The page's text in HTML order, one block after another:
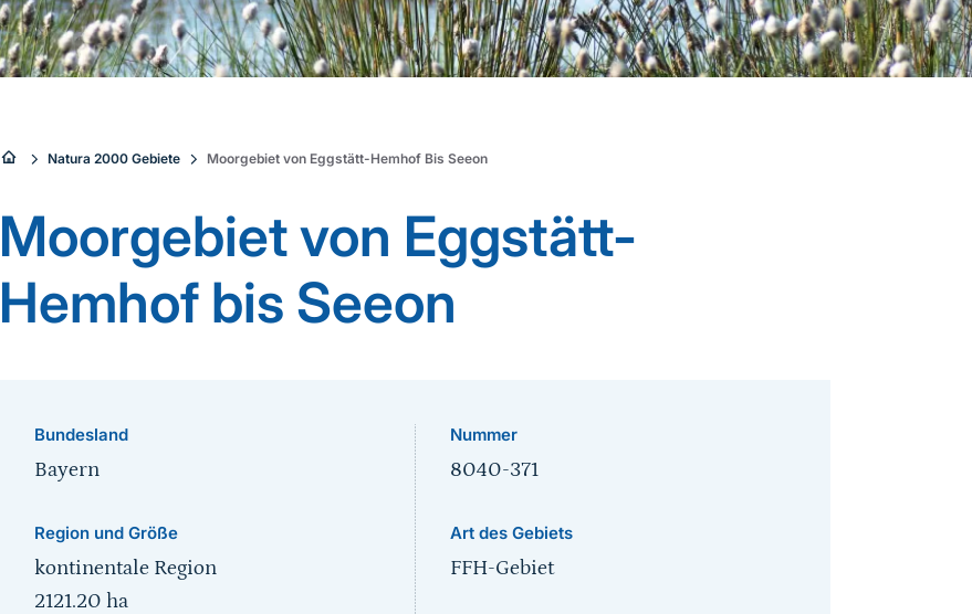
Sie
sind
hier:
Natura 2000 Gebiete Moorgebiet von Eggstätt-Hemhof Bis Seeon
Moorgebiet von Eggstätt-
Hemhof bis Seeon
Bundesland
Bayern
Region und Größe
kontinentale Region
2121.20 ha
Nummer
8040-371
Art des Gebiets
FFH-Gebiet